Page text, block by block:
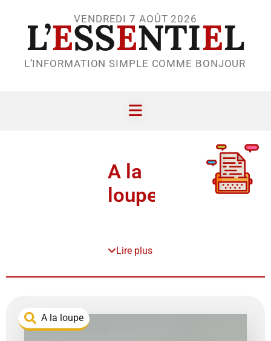
VENDREDI 7 AOÛT 2026
L’ESSENTIEL
L’INFORMATION SIMPLE COMME BONJOUR
A la
loupe
Lire plus
A la loupe